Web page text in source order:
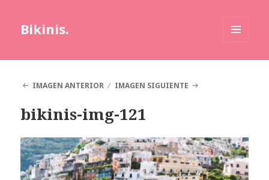
Bikinis.
IMAGEN ANTERIOR
IMAGEN SIGUIENTE
bikinis-img-121